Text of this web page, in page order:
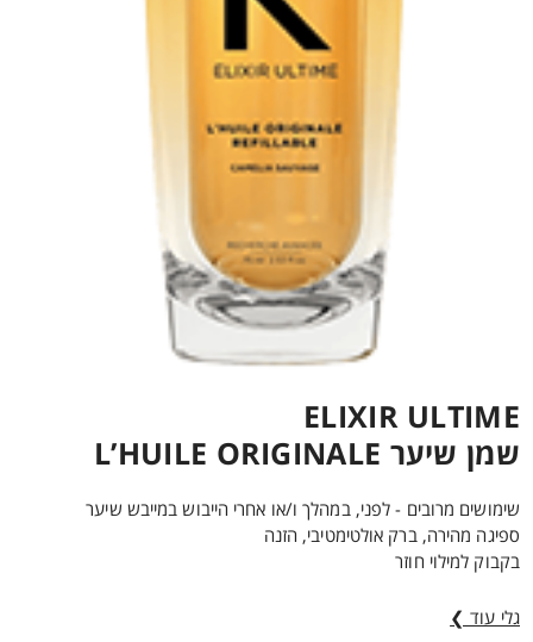
ELIXIR ULTIME
שמן שיער L’HUILE ORIGINALE
שימושים מרובים - לפני, במהלך ו/או אחרי הייבוש במייבש שיער
ספיגה מהירה, ברק אולטימטיבי, הזנה
בקבוק למילוי חוזר
גלי עוד ❯